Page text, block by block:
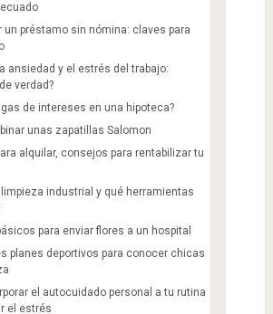
un préstamo sin nómina: claves para
ansiedad y el estrés del trabajo:
verdad?
de intereses en una hipoteca?
unas zapatillas Salomon​
alquilar, consejos para rentabilizar tu
limpieza industrial y qué herramientas
para enviar flores a un hospital
planes deportivos para conocer chicas
el autocuidado personal a tu rutina
el estrés